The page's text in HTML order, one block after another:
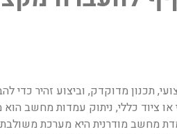
מדוקדק, וביצוע זהיר כדי
ציוד כללי, ניתוק עמדות מחשב
מחשב מודרנית היא מערכת משולבת